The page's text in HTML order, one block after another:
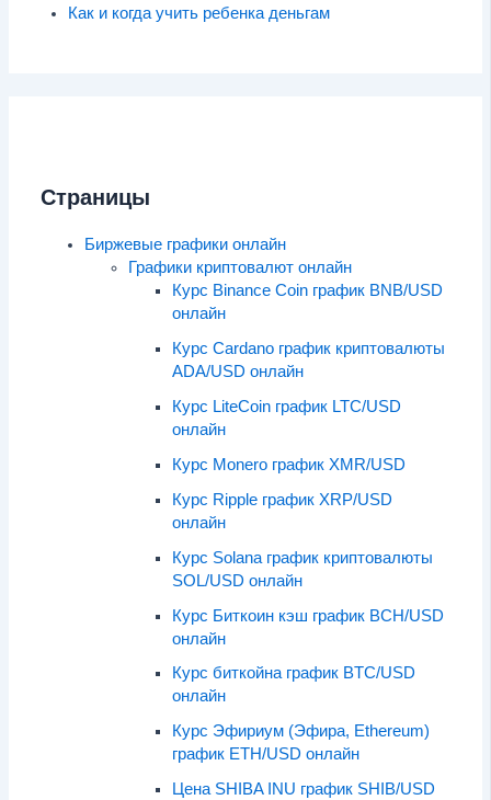
Как и когда учить ребенка деньгам
Страницы
Биржевые графики онлайн
Графики криптовалют онлайн
Курс Binance Coin график BNB/USD
онлайн
Курс Cardano график криптовалюты
ADA/USD онлайн
Курс LiteCoin график LTC/USD
онлайн
Курс Monero график XMR/USD
Курс Ripple график XRP/USD
онлайн
Курс Solana график криптовалюты
SOL/USD онлайн
Курс Биткоин кэш график BCH/USD
онлайн
Курс биткойна график BTC/USD
онлайн
Курс Эфириум (Эфира, Ethereum)
график ETH/USD онлайн
Цена SHIBA INU график SHIB/USD